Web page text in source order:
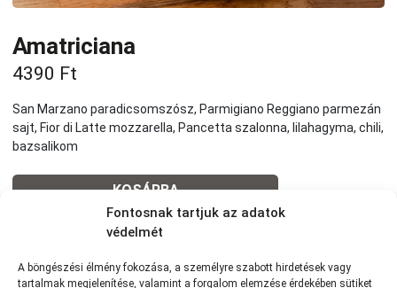
Fontosnak tartjuk az adatok
védelmét
A böngészési élmény fokozása, a személyre szabott hirdetések vagy
tartalmak megjelenítése, valamint a forgalom elemzése érdekében sütiket
Amatriciana
4390 Ft
San Marzano paradicsomszósz, Parmigiano Reggiano parmezán
sajt, Fior di Latte mozzarella, Pancetta szalonna, lilahagyma, chili,
bazsalikom
KOSÁRBA